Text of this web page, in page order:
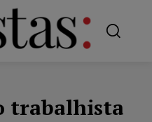
trabalhista